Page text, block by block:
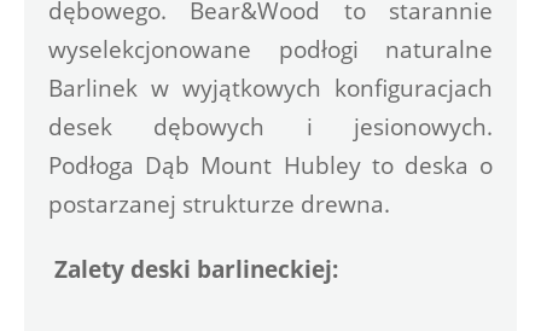
dębowego. Bear&Wood to starannie
wyselekcjonowane podłogi naturalne
Barlinek w wyjątkowych konfiguracjach
desek dębowych i jesionowych.
Podłoga Dąb Mount Hubley to deska o
postarzanej strukturze drewna.
Zalety deski barlineckiej: